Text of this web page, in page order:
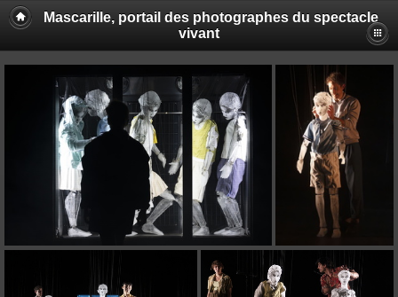
Mascarille, portail des photographes du spectacle
vivant